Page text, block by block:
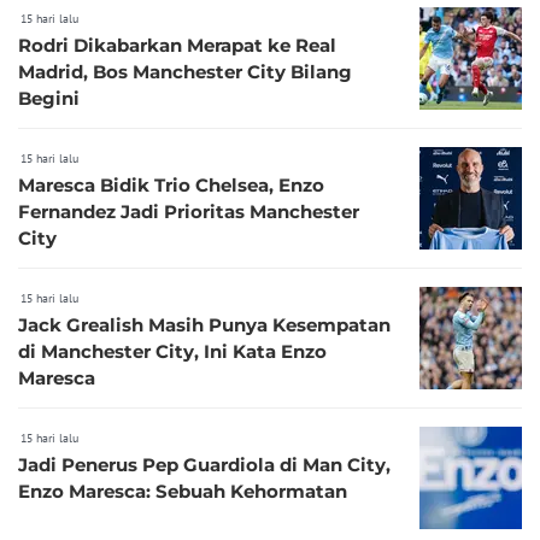
15 hari lalu
Rodri Dikabarkan Merapat ke Real
Madrid, Bos Manchester City Bilang
Begini
15 hari lalu
Maresca Bidik Trio Chelsea, Enzo
Fernandez Jadi Prioritas Manchester
City
15 hari lalu
Jack Grealish Masih Punya Kesempatan
di Manchester City, Ini Kata Enzo
Maresca
15 hari lalu
Jadi Penerus Pep Guardiola di Man City,
Enzo Maresca: Sebuah Kehormatan